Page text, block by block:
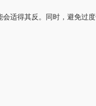
适得其反。同时，避免过度